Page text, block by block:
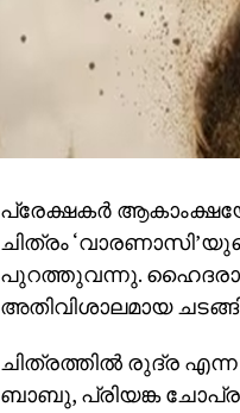
പ്രേക്ഷകര്‍
ചിത്രം
പുറത്തുവന്നു.
അതിവിശാലമായ
ചിത്രത്തില്‍ രുദ്ര
ബാബു, പ്രിയങ്ക